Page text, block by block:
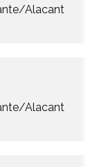
Alacant
Alacant